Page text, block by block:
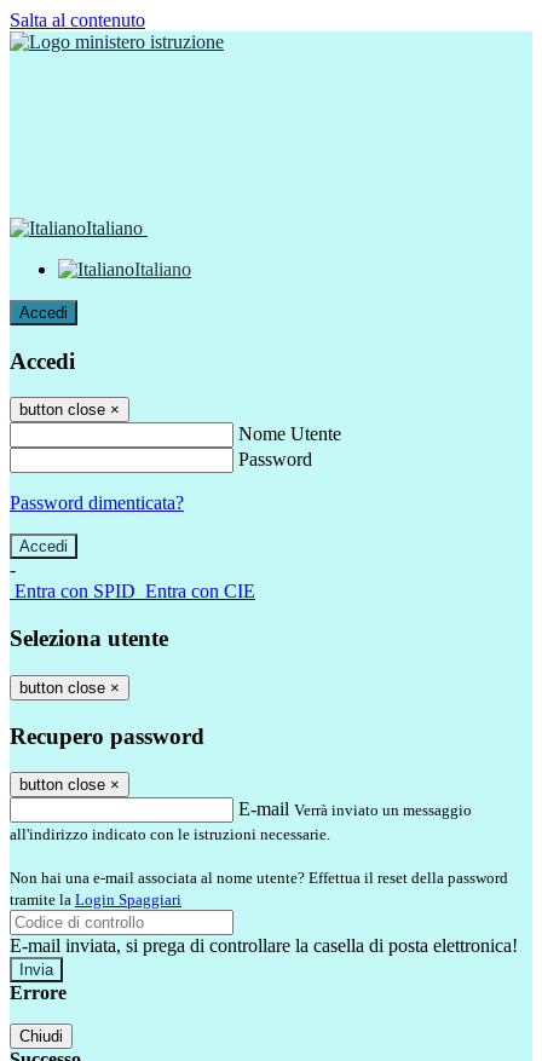
Salta al contenuto
Italiano
Italiano
Accedi
Accedi
button close ×
Nome Utente
Password
Password dimenticata?
-
Entra con SPID Entra con CIE
Seleziona utente
button close ×
Recupero password
button close ×
E-mail Verrà inviato un messaggio
all'indirizzo indicato con le istruzioni necessarie.
Non hai una e-mail associata al nome utente? Effettua il reset della password
tramite la Login Spaggiari
E-mail inviata, si prega di controllare la casella di posta elettronica!
Errore
Chiudi